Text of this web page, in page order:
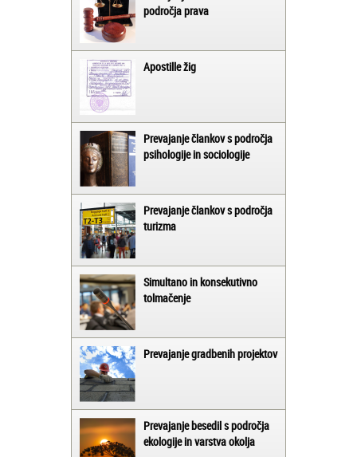
področja prava
Apostille žig
Prevajanje člankov s področja
psihologije in sociologije
Prevajanje člankov s področja
turizma
Simultano in konsekutivno
tolmačenje
Prevajanje gradbenih projektov
Prevajanje besedil s področja
ekologije in varstva okolja